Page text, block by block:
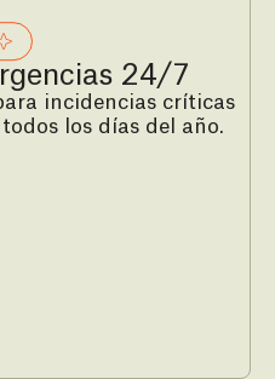
24/7
incidencias críticas
los días del año.